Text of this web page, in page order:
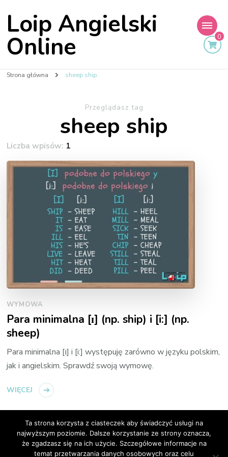
Loip Angielski
Online 0
Strona główna sheep ship
Przeglądasz tag
sheep ship
Liczba wpisów: 1
WYMOWA
Para minimalna [ɪ] (np. ship) i [i:] (np.
sheep)
Para minimalna [ɪ] i [i:] występuję zarówno w języku polskim,
jak i angielskim. Sprawdź swoją wymowę.
WIĘCEJ
Ta strona korzysta z ciasteczek aby świadczyć usługi na
najwyższym poziomie. Dalsze korzystanie ze strony oznacza,
że zgadzasz się na ich użycie. Szczegółowe informacje na
temat przetwarzania danych osobowych oraz celu